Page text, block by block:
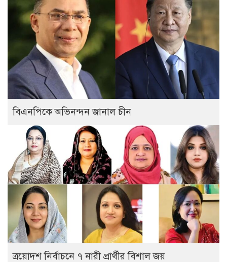
বিএনপিকে অভিনন্দন জানাল চীন
ত্রয়োদশ নির্বাচনে ৭ নারী প্রার্থীর বিশাল জয়